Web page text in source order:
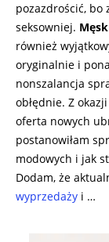
pozazdrościć,
seksowniej.
również
oryginalnie i
nonszalancja
obłędnie. Z
oferta nowych
postanowiłam
modowych i jak
Dodam, że
wyprzedaży i …